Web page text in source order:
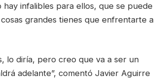
infalibles para ellos, que se puede
grandes tienes que enfrentarte a
lo diría, pero creo que va a ser un
adelante”, comentó Javier Aguirre